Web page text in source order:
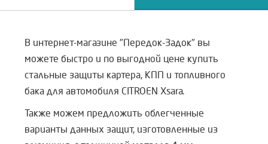
В интернет-магазине "Передок-Задок" вы
можете быстро и по выгодной цене купить
стальные защиты картера, КПП и топливного
бака для автомобиля CITROEN Xsara.
Также можем предложить облегченные
варианты данных защит, изготовленные из